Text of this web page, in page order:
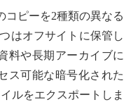
コピーを2種類の異なる
はオフサイトに保管し
料や長期アーカイブに
ス可能な暗号化された
ルをエクスポートしま